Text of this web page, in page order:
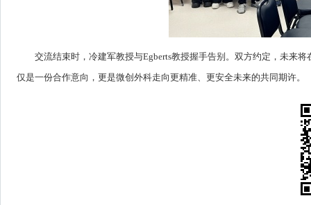
交流结束时，冷建军教授与Egberts教授握手告别。双方约定，未来
仅是一份合作意向，更是微创外科走向更精准、更安全未来的共同期许。